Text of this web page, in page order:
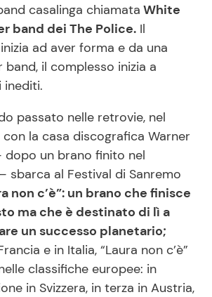
casalinga chiamata White
band dei The Police. Il
ad aver forma e da una
il complesso inizia a
inediti.
passato nelle retrovie, nel
con la casa discografica Warner
un brano finito nel
sbarca al Festival di Sanremo
non c’è”: un brano che finisce
ma che è destinato di lì a
un successo planetario;
e in Italia, “Laura non c’è”
classifiche europee: in
in Svizzera, in terza in Austria,